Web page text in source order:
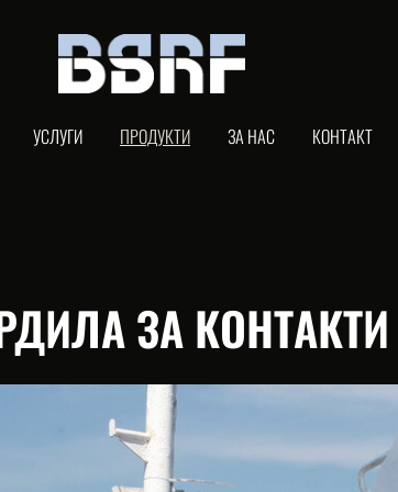
УСЛУГИ ПРОДУКТИ ЗА НАС КОНТАКТ
ЗА КОНТАКТИ